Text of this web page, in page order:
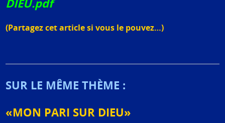
DIEU.pdf
(Partagez cet article si vous le pouvez…)
SUR LE MÊME THÈME :
«MON PARI SUR DIEU»